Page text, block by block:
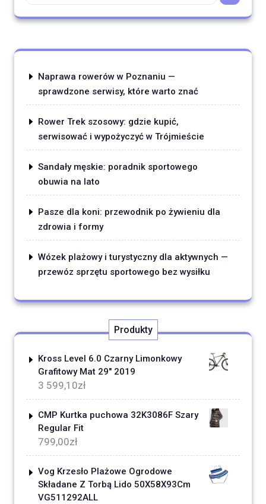
Naprawa rowerów w Poznaniu —
sprawdzone serwisy, które warto znać
Rower Trek szosowy: gdzie kupić,
serwisować i wypożyczyć w Trójmieście
Sandały męskie: poradnik sportowego
obuwia na lato
Pasze dla koni: przewodnik po żywieniu dla
zdrowia i formy
Wózek plażowy i turystyczny dla aktywnych —
przewóz sprzętu sportowego bez wysiłku
Produkty
Kross Level 6.0 Czarny Limonkowy
Grafitowy Mat 29" 2019
3 599,10zł
CMP Kurtka puchowa 32K3086F Szary
Regular Fit
799,00zł
Vog Krzesło Plażowe Ogrodowe
Składane Z Torbą Lido 50X58X93Cm
VG511292ALL